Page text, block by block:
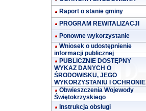
Raport o stanie gminy
PROGRAM REWITALIZACJI
Ponowne wykorzystanie
Wniosek o udostępnienie
informacji publicznej
PUBLICZNIE DOSTĘPNY
WYKAZ DANYCH O
ŚRODOWISKU, JEGO
WYKORZYSTANIU I OCHRONIE
Obwieszczenia Wojewody
Świętokrzyskiego
Instrukcja obsługi